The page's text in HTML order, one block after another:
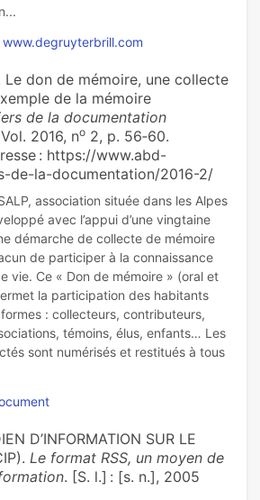
www.degruyterbrill.com
Le don de mémoire, une collecte
de la mémoire
de la documentation
2016, no 2, p. 56‑60.
: https://www.abd-
de-la-documentation/2016-2/
association située dans les Alpes
avec l’appui d’une vingtaine
démarche de collecte de mémoire
de participer à la connaissance
vie. Ce « Don de mémoire » (oral et
la participation des habitants
: collecteurs, contributeurs,
témoins, élus, enfants… Les
sont numérisés et restitués à tous
D’INFORMATION SUR LE
Le format RSS, un moyen de
. [S. l.] : [s. n.], 2005